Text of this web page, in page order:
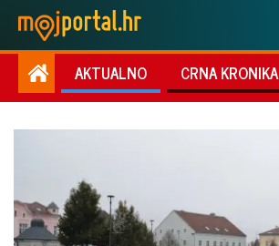
AKTUALNO CRNA KRONIKA